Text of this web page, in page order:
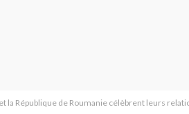
la République de Roumanie célèbrent leurs